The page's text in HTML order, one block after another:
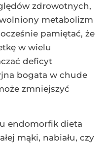
zdrowotnych,
metabolizm
pamiętać, że
w wielu
deficyt
bogata w chude
zmniejszyć
endomorfik dieta
mąki, nabiału, czy